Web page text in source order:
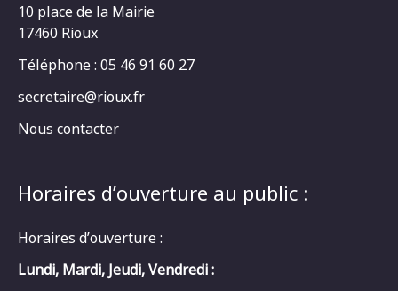
10 place de la Mairie
17460 Rioux
Téléphone : 05 46 91 60 27
secretaire@rioux.fr
Nous contacter
Horaires d’ouverture au public :
Horaires d’ouverture :
Lundi, Mardi, Jeudi, Vendredi :